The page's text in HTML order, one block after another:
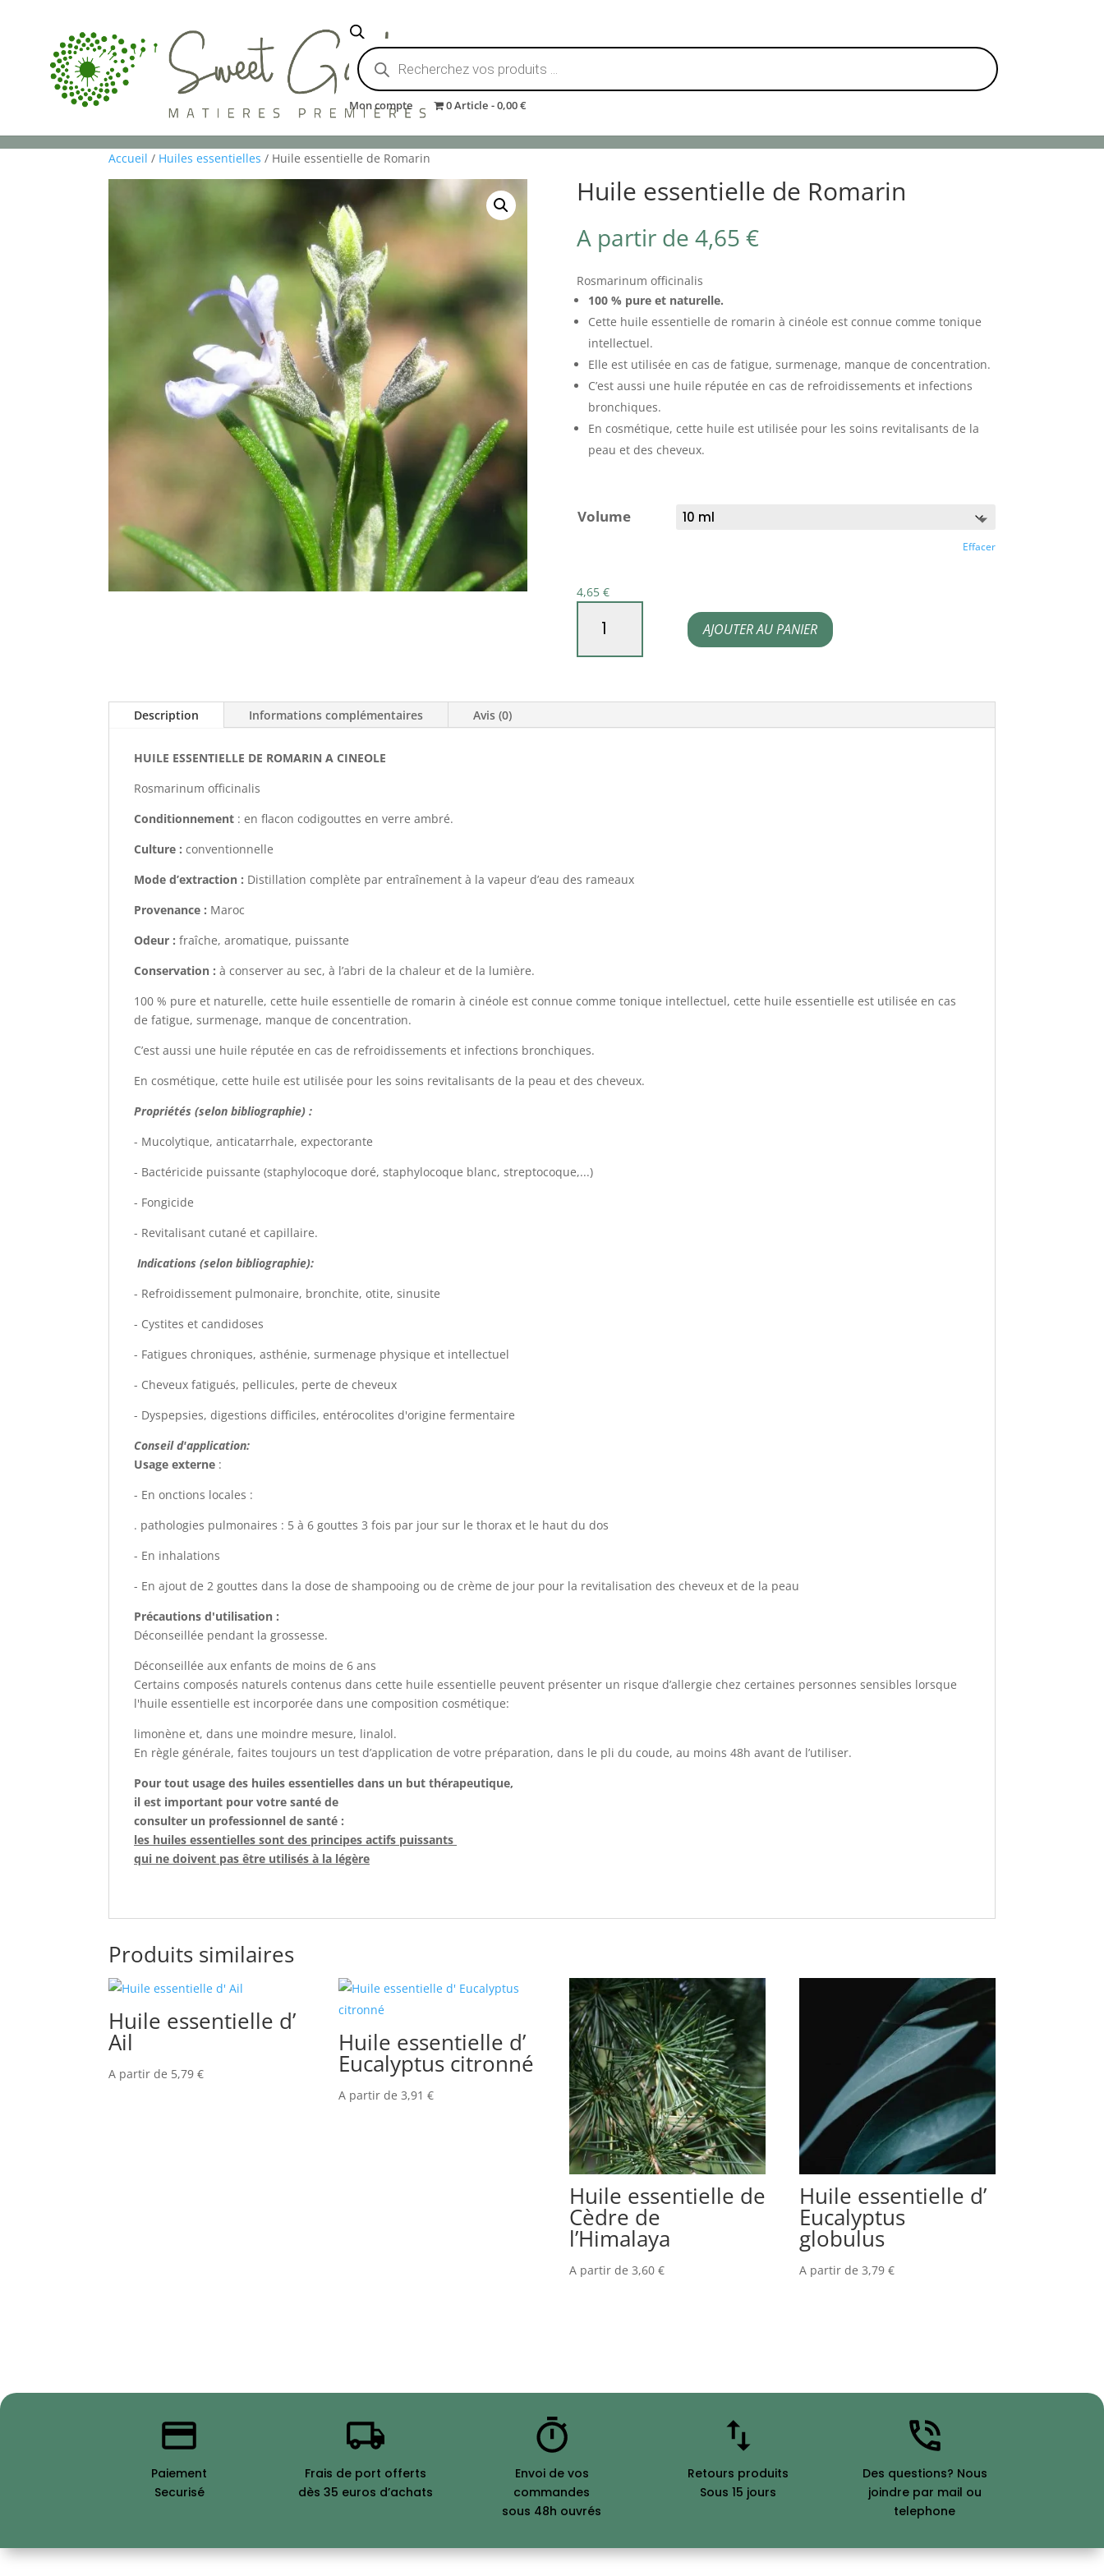
Recherche
de
produits
Mon compte 0 Article 0,00 €
Accueil / Huiles essentielles / Huile essentielle de Romarin
Huile essentielle de Romarin
A partir de 4,65 €
Rosmarinum officinalis
100 % pure et naturelle.
Cette huile essentielle de romarin à cinéole est connue comme tonique
intellectuel.
Elle est utilisée en cas de fatigue, surmenage, manque de concentration.
C’est aussi une huile réputée en cas de refroidissements et infections
bronchiques.
En cosmétique, cette huile est utilisée pour les soins revitalisants de la
peau et des cheveux.
Volume
Effacer
4,65 €
Huile
de
Romarin
AJOUTER AU PANIER
Description Informations complémentaires Avis (0)
HUILE ESSENTIELLE DE ROMARIN A CINEOLE
Rosmarinum officinalis
Conditionnement : en flacon codigouttes en verre ambré.
Culture : conventionnelle
Mode d’extraction : Distillation complète par entraînement à la vapeur d’eau des rameaux
Provenance : Maroc
Odeur : fraîche, aromatique, puissante
Conservation : à conserver au sec, à l’abri de la chaleur et de la lumière.
100 % pure et naturelle, cette huile essentielle de romarin à cinéole est connue comme tonique intellectuel, cette huile essentielle est utilisée en cas
de fatigue, surmenage, manque de concentration.
C’est aussi une huile réputée en cas de refroidissements et infections bronchiques.
En cosmétique, cette huile est utilisée pour les soins revitalisants de la peau et des cheveux.
Propriétés (selon bibliographie) :
- Mucolytique, anticatarrhale, expectorante
- Bactéricide puissante (staphylocoque doré, staphylocoque blanc, streptocoque,...)
- Fongicide
- Revitalisant cutané et capillaire.
Indications (selon bibliographie):
- Refroidissement pulmonaire, bronchite, otite, sinusite
- Cystites et candidoses
- Fatigues chroniques, asthénie, surmenage physique et intellectuel
- Cheveux fatigués, pellicules, perte de cheveux
- Dyspepsies, digestions difficiles, entérocolites d'origine fermentaire
Conseil d'application:
Usage externe :
- En onctions locales :
. pathologies pulmonaires : 5 à 6 gouttes 3 fois par jour sur le thorax et le haut du dos
- En inhalations
- En ajout de 2 gouttes dans la dose de shampooing ou de crème de jour pour la revitalisation des cheveux et de la peau
Précautions d'utilisation :
Déconseillée pendant la grossesse.
Déconseillée aux enfants de moins de 6 ans
Certains composés naturels contenus dans cette huile essentielle peuvent présenter un risque d’allergie chez certaines personnes sensibles lorsque
l'huile essentielle est incorporée dans une composition cosmétique:
limonène et, dans une moindre mesure, linalol.
En règle générale, faites toujours un test d’application de votre préparation, dans le pli du coude, au moins 48h avant de l’utiliser.
Pour tout usage des huiles essentielles dans un but thérapeutique,
il est important pour votre santé de
consulter un professionnel de santé :
les huiles essentielles sont des principes actifs puissants
qui ne doivent pas être utilisés à la légère
Produits similaires
Huile essentielle d’
Ail
A partir de 5,79 €
Huile essentielle d’
Eucalyptus citronné
A partir de3,91€
Huile essentielle de
Cèdre de
l’Himalaya
A partir de 3,60 €
Huile essentielle d’
Eucalyptus
globulus
A partir de 3,79 €
Paiement
Securisé
Frais de port offerts
dès 35 euros d’achats
Envoi de vos
commandes
sous 48h ouvrés
Retours produits
Sous 15 jours
Des questions? Nous
joindre par mail ou
telephone